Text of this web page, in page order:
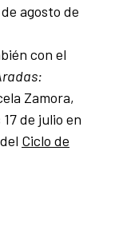
agosto de
con el
Zamora,
de julio en
Ciclo de